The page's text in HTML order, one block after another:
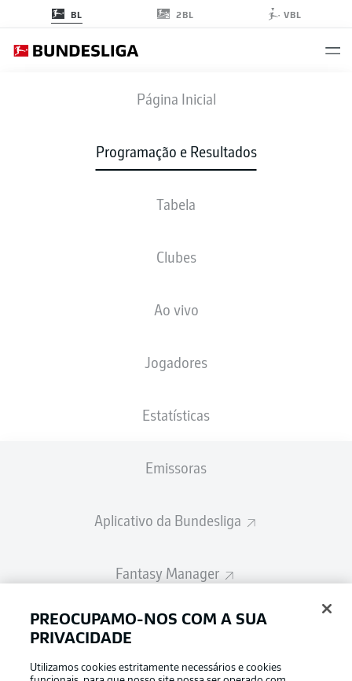
BL 2BL VBL
Página Inicial
Programação e Resultados
Tabela
Clubes
Ao vivo
Jogadores
Estatísticas
Emissoras
Aplicativo da Bundesliga
Fantasy Manager
BUNDESLIGA-GROUP
Escolha seu idioma
FCB SGE
ESCALAÇÕES
A escalação inicial será divulgada 60
minutos antes do início da partida
PREOCUPAMO-NOS COM A SUA
PRIVACIDADE
Utilizamos cookies estritamente necessários e cookies